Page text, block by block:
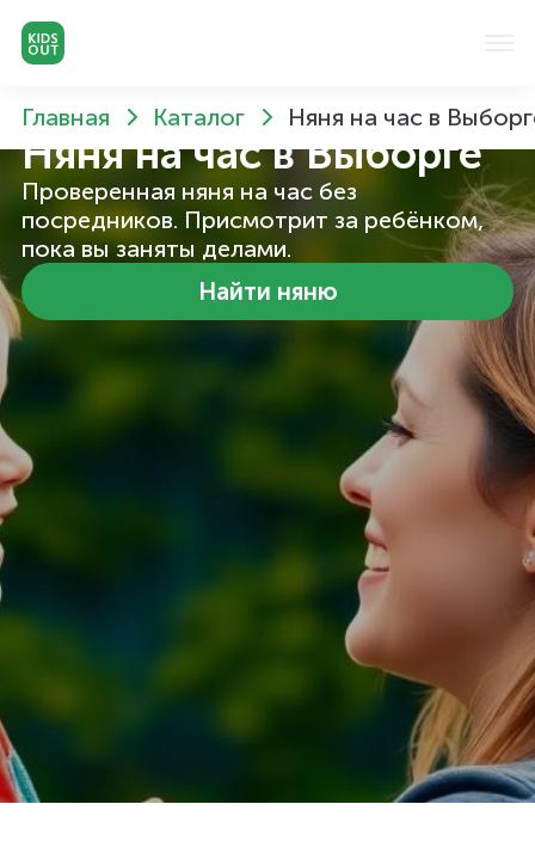
Главная Каталог Няня на час в
Няня на час в Выборге
Проверенная няня на час без
посредников. Присмотрит за ребёнком,
пока вы заняты делами.
Найти няню